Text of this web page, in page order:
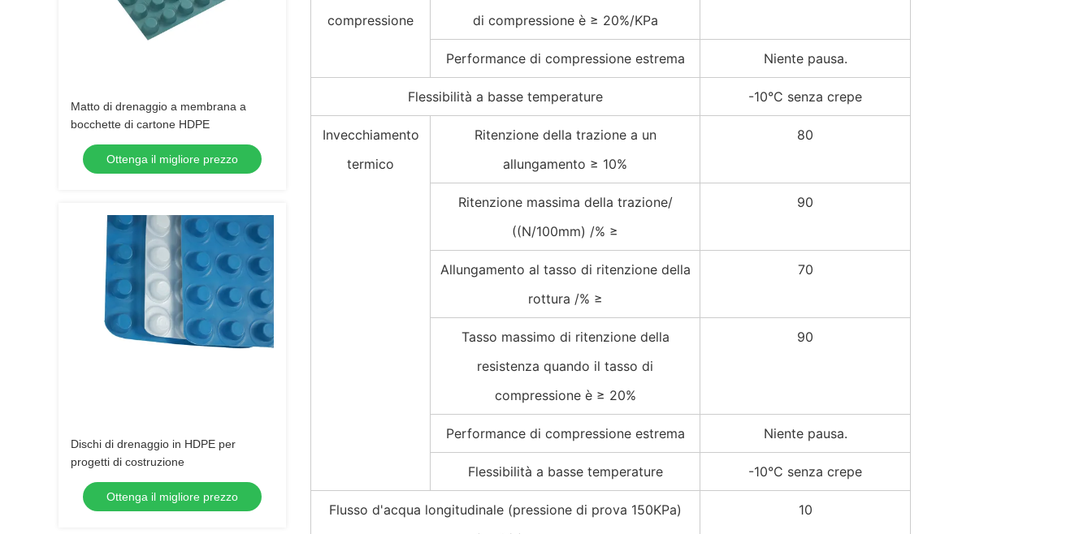
Matto di drenaggio a membrana a
bocchette di cartone HDPE
Ottenga il migliore prezzo
Dischi di drenaggio in HDPE per
progetti di costruzione
Ottenga il migliore prezzo
compressione
di compressione è ≥ 20%/KPa
Performance di compressione estrema Niente pausa.
Flessibilità a basse temperature -10°C senza crepe
Invecchiamento
termico
Ritenzione della trazione a un
allungamento ≥ 10%
80
Ritenzione massima della trazione/
((N/100mm) /% ≥
90
Allungamento al tasso di ritenzione della
rottura /% ≥
70
Tasso massimo di ritenzione della
resistenza quando il tasso di
compressione è ≥ 20%
90
Performance di compressione estrema Niente pausa.
Flessibilità a basse temperature -10°C senza crepe
Flusso d'acqua longitudinale (pressione di prova 150KPa)
10